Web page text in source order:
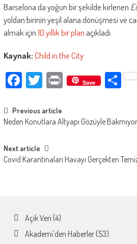
Barselona da yoğun bir şekilde kirlenen
yoldan birinin yeşil alana dönüşmesi ve
almak için10 yıllık bir plan açıkladı.
Kaynak:Child in the City
FacebookTwitterPrint
Save
Paylaş
Post
navigation
Previous article
Neden Konutlara Altyapı Gözüyle
Next article
Covid Karantinaları Havayı Gerçekten
Açık Veri (4)
Akademi'den Haberler(53)